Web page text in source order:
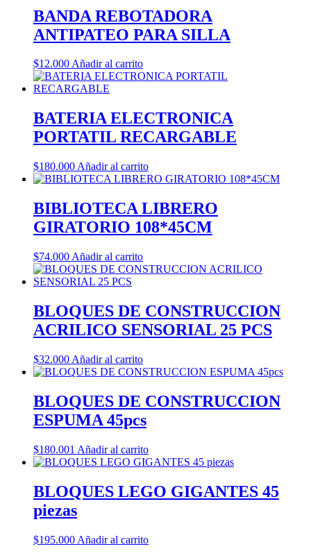
BANDA REBOTADORA
ANTIPATEO PARA SILLA
$12.000Añadir al carrito
BATERIA ELECTRONICA
PORTATIL RECARGABLE
$180.000 Añadir al carrito
BIBLIOTECA LIBRERO
GIRATORIO 108*45CM
$74.000 Añadir al carrito
BLOQUES DE CONSTRUCCION
ACRILICO SENSORIAL 25 PCS
$32.000 Añadir al carrito
BLOQUES DE CONSTRUCCION
ESPUMA 45pcs
$180.001 Añadir al carrito
BLOQUES LEGO GIGANTES 45
piezas
$195.000 Añadir al carrito